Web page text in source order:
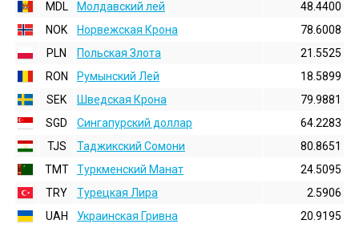
MDL
Молдавский лей
48.4400
NOK
Норвежская Крона
78.6008
PLN
Польская Злота
21.5525
RON
Румынский Лей
18.5899
SEK
Шведская Крона
79.9881
SGD
Сингапурский доллар
64.2283
TJS
Таджикский Сомони
80.8651
TMT
Туркменский Манат
24.5095
TRY
Турецкая Лира
2.5906
UAH
Украинская Гривна
20.9195